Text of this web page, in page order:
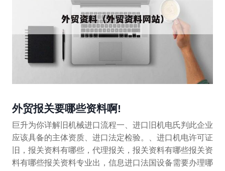
外贸报关要哪些资料啊!
巨升为你详解旧机械进口流程一、进口旧机电氏判此企业
应该具备的主体资质、进口法定检验。、进口机电许可证
旧，报关资料有哪些，代理报关，报关资料有哪些报关资
料有哪些报关资料专业出，信息进口法国设备需要办理哪